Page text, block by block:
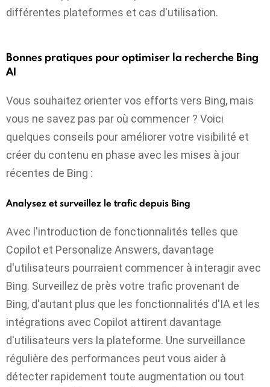
différentes plateformes et cas d'utilisation.
Bonnes pratiques pour optimiser la recherche Bing
AI
Vous souhaitez orienter vos efforts vers Bing, mais
vous ne savez pas par où commencer ? Voici
quelques conseils pour améliorer votre visibilité et
créer du contenu en phase avec les mises à jour
récentes de Bing :
Analysez et surveillez le trafic depuis Bing
Avec l'introduction de fonctionnalités telles que
Copilot et Personalize Answers, davantage
d'utilisateurs pourraient commencer à interagir avec
Bing. Surveillez de près votre trafic provenant de
Bing, d'autant plus que les fonctionnalités d'IA et les
intégrations avec Copilot attirent davantage
d'utilisateurs vers la plateforme. Une surveillance
régulière des performances peut vous aider à
détecter rapidement toute augmentation ou tout